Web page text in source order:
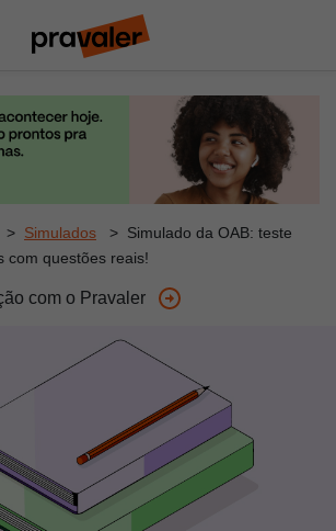
buscadas
> Simulados > Simulado da OAB: teste
com questões reais!
com o Pravaler